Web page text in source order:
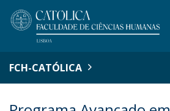
FCH-CATÓLICA